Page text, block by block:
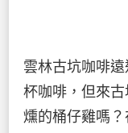
雲林古坑咖啡
杯咖啡，但來
燻的桶仔雞嗎